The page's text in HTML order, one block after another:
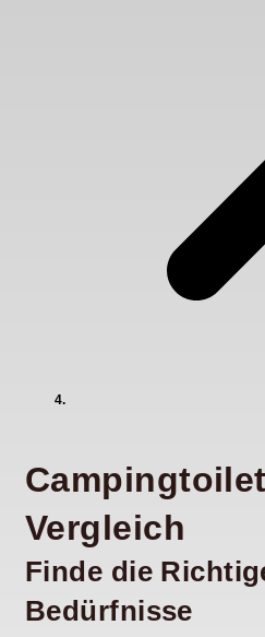
Vergleich
Finde die
Bedürfnisse